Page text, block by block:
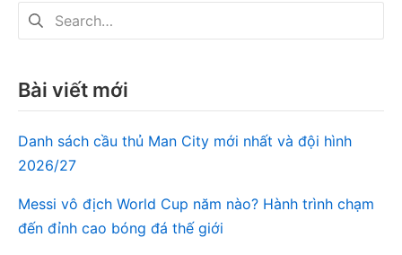
Tìm
kiếm
Bài viết mới
Danh sách cầu thủ Man City mới nhất và đội hình
2026/27
Messi vô địch World Cup năm nào? Hành trình chạm
đến đỉnh cao bóng đá thế giới